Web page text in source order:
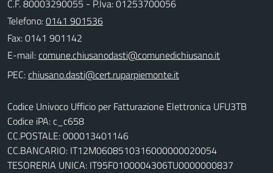
C.F. 80003290055 - P.Iva: 01253700056
Telefono:0141 901536
Fax: 0141 901142
E-mail:
PEC:
Codice Univoco Ufficio per Fatturazione Elettronica UFU3TB
Codice iPA: c_c658
CC.POSTALE: 000013401146
CC.BANCARIO: IT12M0608510316000000020054
TESORERIA UNICA: IT95F0100004306TU0000000837